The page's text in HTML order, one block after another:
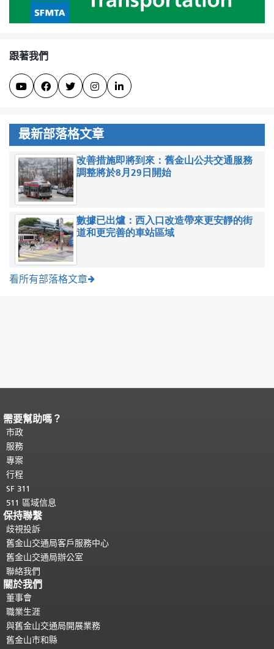
跟著我們
    
最新部落格文章
改善措施即將到來：舊金山公共交通服務
調整將於8月29日開始
數據已出爐：西入口改造帶來更安靜的街
道和更完善的車站區域
看所有部落格文章
頁面內容結束。
都會重複顯示。
需要幫助嗎？
市政
服務
專案
行程
SF 311
511 區域信息
保持聯繫
歧視投訴
舊金山交通局客戶服務中心
舊金山交通局辦公室
聯絡我們
關於我們
董事會
職業生涯
與舊金山交通局開展業務
舊金山市和縣